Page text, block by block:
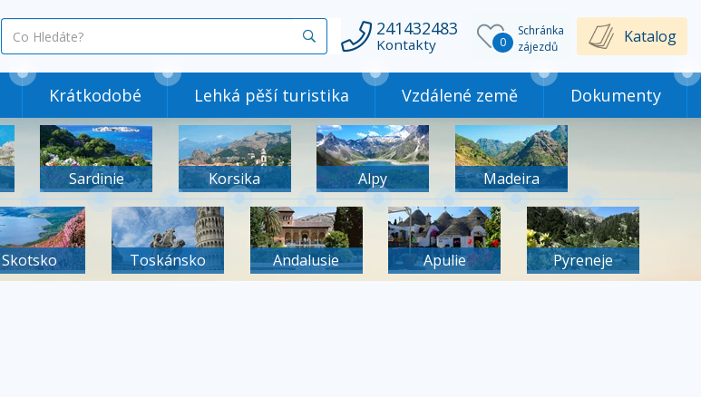
co
hledáte
Vyhledat 241432483
Kontakty
Schránka
zájezdů
0 Katalog
Krátkodobé Lehká pěší turistika Vzdálené země Dokumenty
Sardinie Korsika Alpy Madeira
Skotsko Toskánsko Andalusie Apulie Pyreneje